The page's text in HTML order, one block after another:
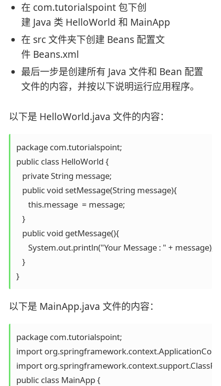
在 com.tutorialspoint 包下创
建 Java 类 HelloWorld 和 MainApp
在 src 文件夹下创建 Beans 配置文
件 Beans.xml
最后一步是创建所有 Java 文件和 Bean 配置
文件的内容，并按以下说明运行应用程序。
以下是 HelloWorld.java 文件的内容：
package com.tutorialspoint;
public class HelloWorld {
   private String message;
   public void setMessage(String message){
      this.message  = message;
   }
   public void getMessage(){
      System.out.println("Your Message : " + message);
   }
}
以下是 MainApp.java 文件的内容：
package com.tutorialspoint;
import
import
public class MainApp {